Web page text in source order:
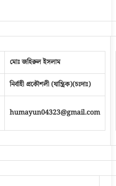
মোঃ জহিরুল ইসলাম
নির্বাহী প্রকৌশলী (যান্ত্রিক)(চঃদাঃ)
humayun04323@gmail.com